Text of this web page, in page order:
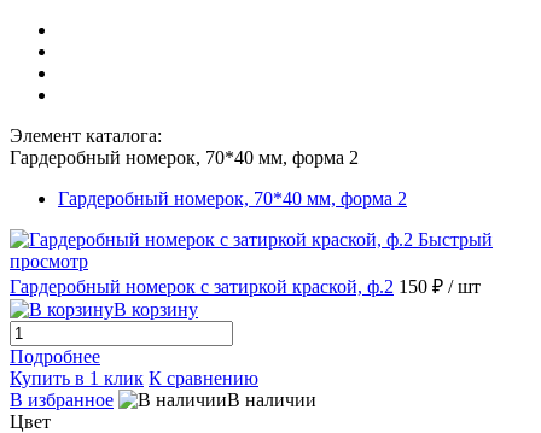
Элемент каталога:
Гардеробный номерок, 70*40 мм, форма 2
Гардеробный номерок, 70*40 мм, форма 2
Быстрый
просмотр
Гардеробный номерок с затиркой краской, ф.2 150 ₽ / шт
В корзину
Подробнее
Купить в 1 клик К сравнению
В избранное
В наличии
Цвет